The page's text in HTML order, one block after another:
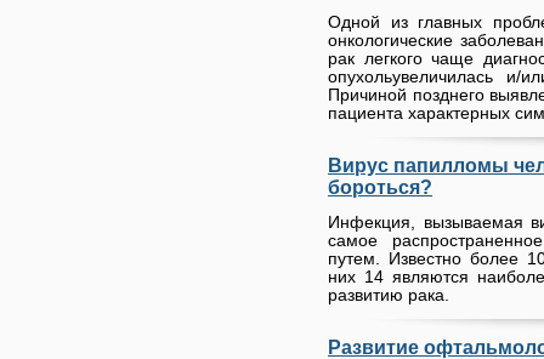
Одной из главных
онкологические
рак легкого чаще
опухольувеличилась и/
Причиной позднего
пациента характерных
Вирус папилломы
бороться?
Инфекция, вызываемая
самое
путем. Известно более
них 14 являются
развитию рака.
Развитие